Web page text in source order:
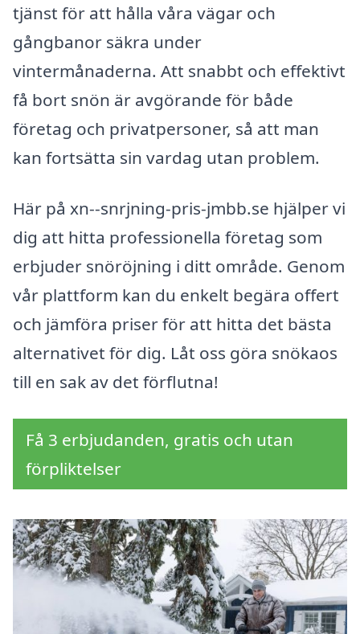
tjänst för att hålla våra vägar och
gångbanor säkra under
vintermånaderna. Att snabbt och effektivt
få bort snön är avgörande för både
företag och privatpersoner, så att man
kan fortsätta sin vardag utan problem.
Här på xn--snrjning-pris-jmbb.se hjälper vi
dig att hitta professionella företag som
erbjuder snöröjning i ditt område. Genom
vår plattform kan du enkelt begära offert
och jämföra priser för att hitta det bästa
alternativet för dig. Låt oss göra snökaos
till en sak av det förflutna!
Få 3 erbjudanden, gratis och utan
förpliktelser